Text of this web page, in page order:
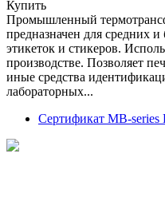
Купить
Промышленный
предназначен для средних
этикеток и стикеров.
производстве. Позволяет
иные средства
лабораторных...
Сертификат MB-series